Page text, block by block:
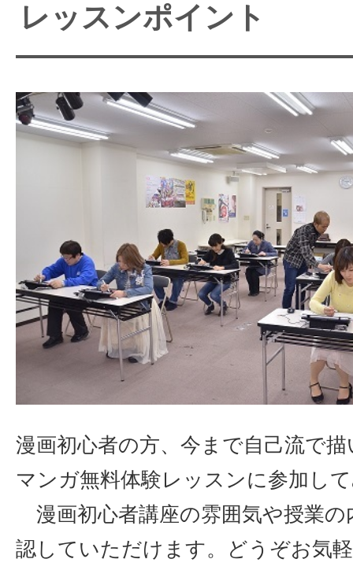
レッスンポイント
漫画初心者の方、今まで自己流で
マンガ無料体験レッスンに参加し
漫画初心者講座の雰囲気や授業の
認していただけます。どうぞお気